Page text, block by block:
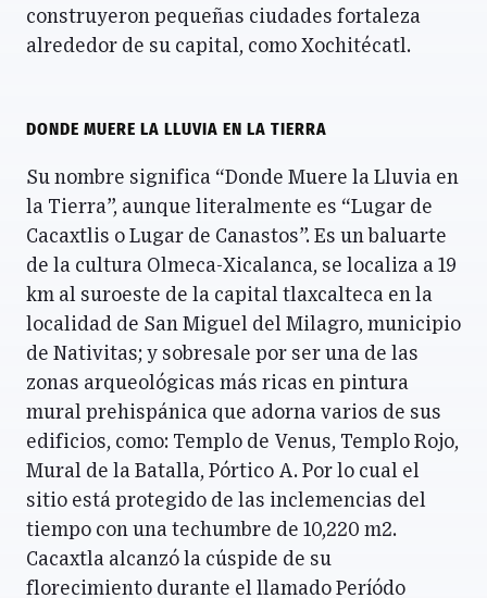
construyeron pequeñas ciudades fortaleza
alrededor de su capital, como Xochitécatl.
DONDE MUERE LA LLUVIA EN LA TIERRA
Su nombre significa “Donde Muere la Lluvia en
la Tierra”, aunque literalmente es “Lugar de
Cacaxtlis o Lugar de Canastos”. Es un baluarte
de la cultura Olmeca-Xicalanca, se localiza a 19
km al suroeste de la capital tlaxcalteca en la
localidad de San Miguel del Milagro, municipio
de Nativitas; y sobresale por ser una de las
zonas arqueológicas más ricas en pintura
mural prehispánica que adorna varios de sus
edificios, como: Templo de Venus, Templo Rojo,
Mural de la Batalla, Pórtico A. Por lo cual el
sitio está protegido de las inclemencias del
tiempo con una techumbre de 10,220 m2.
Cacaxtla alcanzó la cúspide de su
florecimiento durante el llamado Períódo